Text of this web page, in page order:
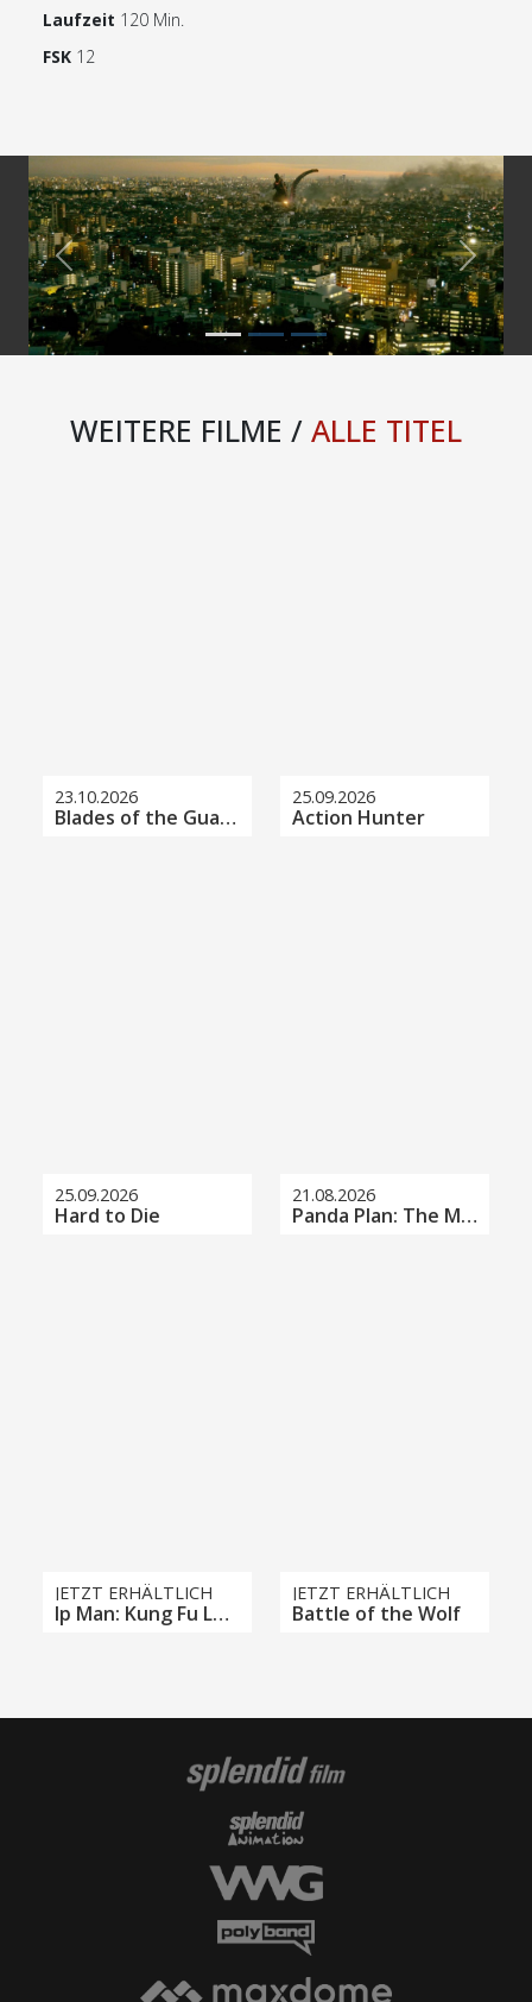
Laufzeit 120 Min.
FSK 12
Previous Next
WEITERE FILME / ALLE TITEL
23.10.2026
Blades of the Guardians
25.09.2026
Action Hunter
25.09.2026
Hard to Die
21.08.2026
Panda Plan: The Magical Tribe
JETZT ERHÄLTLICH
Ip Man: Kung Fu Legend
JETZT ERHÄLTLICH
Battle of the Wolf